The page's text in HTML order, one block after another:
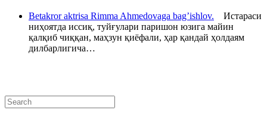
Betakror aktrisa Rimma Ahmedovaga bag’ishlov. Истараси
ниҳоятда иссиқ, туйғулари паришон юзига майин
қалқиб чиққан, маҳзун қиёфали, ҳар қандай ҳолдаям
дилбарлигича…